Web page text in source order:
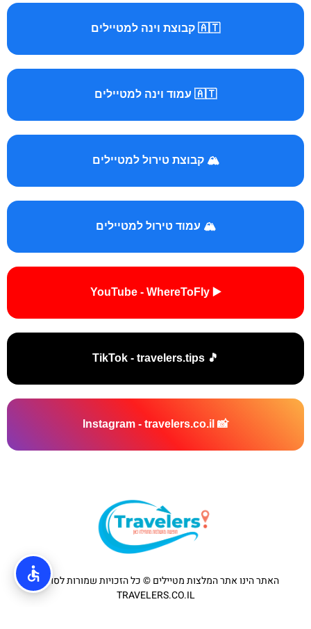
🇦🇹 קבוצת וינה למטיילים
🇦🇹 עמוד וינה למטיילים
🏔️ קבוצת טירול למטיילים
🏔️ עמוד טירול למטיילים
▶️ YouTube - WhereToFly
🎵 TikTok - travelers.tips
📸 Instagram - travelers.co.il
האתר הינו אתר המלצות מטיילים © כל הזכויות שמורות לסוכנות
TRAVELERS.CO.IL